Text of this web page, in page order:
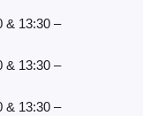
& 13:30 –
& 13:30 –
& 13:30 –